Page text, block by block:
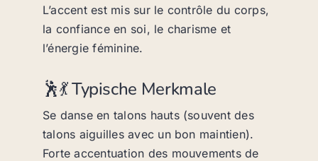
L’accent est mis sur le contrôle du corps,
la confiance en soi, le charisme et
l’énergie féminine.
🕺💃 Typische Merkmale
Se danse en talons hauts (souvent des
talons aiguilles avec un bon maintien).
Forte accentuation des mouvements de